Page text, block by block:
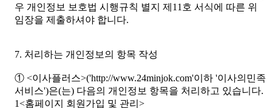
우 개인정보 보호법 시행규칙 별지 제11호 서식에 따른 위
임장을 제출하셔야 합니다.
7. 처리하는 개인정보의 항목 작성
① <이사플러스>('http://www.24minjok.com'이하 '이사의민족
서비스')은(는) 다음의 개인정보 항목을 처리하고 있습니다.
1<홈페이지 회원가입 및 관리>